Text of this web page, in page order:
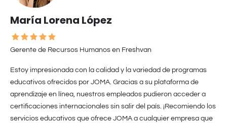
María Lorena López
Gerente de Recursos Humanos en Freshvan
Estoy impresionada con la calidad y la variedad de programas
educativos ofrecidos por JOMA. Gracias a su plataforma de
aprendizaje en línea, nuestros empleados pudieron acceder a
certificaciones internacionales sin salir del país. ¡Recomiendo los
servicios educativos que ofrece JOMA a cualquier empresa que